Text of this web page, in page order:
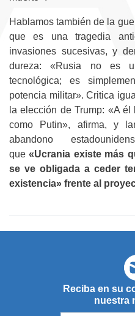
Hablamos también de la
que es una tragedia
invasiones sucesivas, y
dureza: «Rusia no es
tecnológica; es
potencia militar». Critica
la elección de Trump: «A
como Putin», afirma, y
abandono
que«Ucrania existe más
se ve obligada a ceder
existencia» frente al
Reciba en su
nuestra